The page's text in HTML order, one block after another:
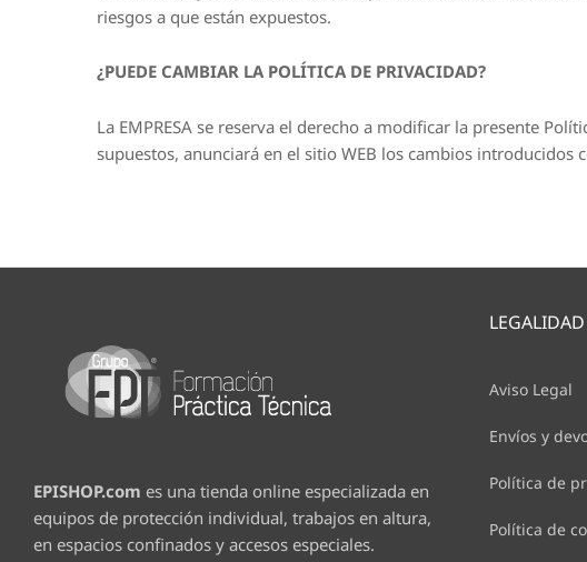
riesgos a que están expuestos.
¿PUEDE CAMBIAR LA POLÍTICA DE PRIVACIDAD?
La EMPRESA se reserva el derecho a modificar la presente
supuestos, anunciará en el sitio WEB los cambios introducidos
EPISHOP.com es una tienda online especializada en
equipos de protección individual, trabajos en altura,
en espacios confinados y accesos especiales.
LEGALIDAD
Aviso Legal
Envíos y
Política de
Política de